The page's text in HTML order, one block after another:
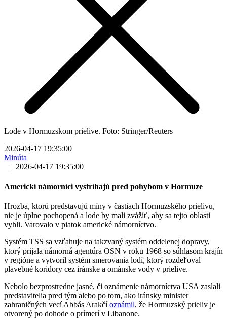
Lode v Hormuzskom prielive. Foto: Stringer/Reuters
2026-04-17 19:35:00
Minúta
|
2026-04-17 19:35:00
Americkí námorníci vystríhajú pred pohybom v Hormuze
Hrozba, ktorú predstavujú míny v častiach Hormuzského prielivu,
nie je úplne pochopená a lode by mali zvážiť, aby sa tejto oblasti
vyhli. Varovalo v piatok americké námorníctvo.
Systém TSS sa vzťahuje na takzvaný systém oddelenej dopravy,
ktorý prijala námorná agentúra OSN v roku 1968 so súhlasom krajín
v regióne a vytvoril systém smerovania lodí, ktorý rozdeľoval
plavebné koridory cez iránske a ománske vody v prielive.
Nebolo bezprostredne jasné, či oznámenie námorníctva USA zaslali
predstavitelia pred tým alebo po tom, ako iránsky minister
zahraničných vecí Abbás Arakčíoznámil, že Hormuzský prieliv je
otvorený po dohode o prímerí v Libanone.